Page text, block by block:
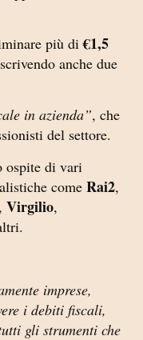
più di€1,5
anche due
in azienda”, che
del settore.
ospite di vari
come Rai2,
, Virgilio,
imprese,
i debiti fiscali,
gli strumenti che